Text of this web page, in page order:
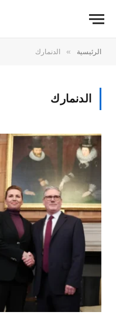
الرئيسية » الدنمارك
الدنمارك